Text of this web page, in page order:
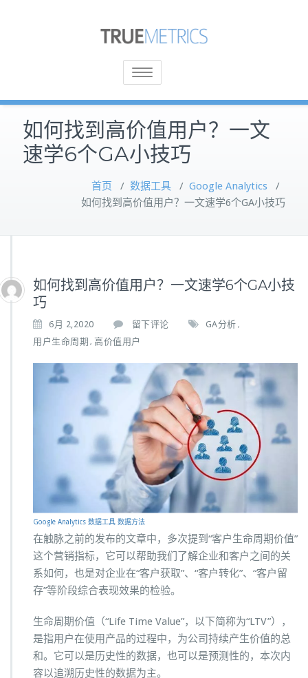
Toggle
如何找到高价值用户？一文
速学6个GA小技巧
首页 / 数据工具 / Google Analytics /
如何找到高价值用户？一文速学6个GA小技巧
如何找到高价值用户？一文速学6个GA小技
巧
6月 2,2020 留下评论 GA分析 ,
用户生命周期 , 高价值用户
Google Analytics 数据工具 数据方法
在触脉之前的发布的文章中，多次提到“客户生命周期价值”
这个营销指标，它可以帮助我们了解企业和客户之间的关
系如何，也是对企业在“客户获取”、“客户转化”、“客户留
存”等阶段综合表现效果的检验。
生命周期价值（“Life Time Value”，以下简称为“LTV”），
是指用户在使用产品的过程中，为公司持续产生价值的总
和。它可以是历史性的数据，也可以是预测性的，本次内
容以追溯历史性的数据为主。